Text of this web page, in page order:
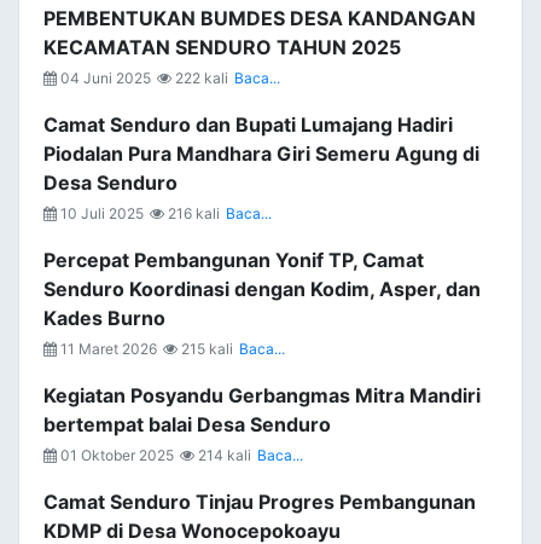
PEMBENTUKAN BUMDES DESA KANDANGAN
KECAMATAN SENDURO TAHUN 2025
04 Juni 2025 222 kali Baca...
Camat Senduro dan Bupati Lumajang Hadiri
Piodalan Pura Mandhara Giri Semeru Agung di
Desa Senduro
10 Juli 2025 216 kali Baca...
Percepat Pembangunan Yonif TP, Camat
Senduro Koordinasi dengan Kodim, Asper, dan
Kades Burno
11 Maret 2026 215 kali Baca...
Kegiatan Posyandu Gerbangmas Mitra Mandiri
bertempat balai Desa Senduro
01 Oktober 2025 214 kali Baca...
Camat Senduro Tinjau Progres Pembangunan
KDMP di Desa Wonocepokoayu